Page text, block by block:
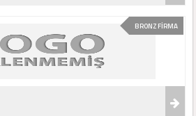
BRONZ FİRMA